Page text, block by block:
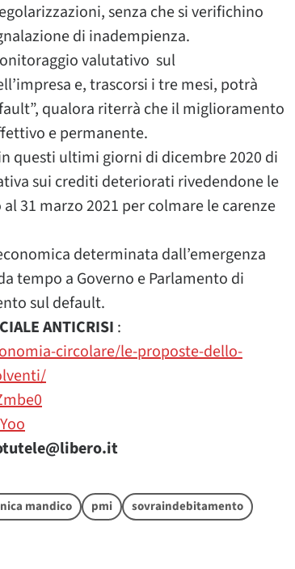
senza che si verifichino
di inadempienza.
valutativo sul
e, trascorsi i tre mesi, potrà
qualora riterrà che il miglioramento
e permanente.
questi ultimi giorni di dicembre 2020 di
sui crediti deteriorati rivedendone le
31 marzo 2021 per colmare le carenze
determinata dall’emergenza
tempo a Governo e Parlamento di
sul default.
ANTICRISI :
circolare/le-proposte-dello-
mandico pmi sovraindebitamento